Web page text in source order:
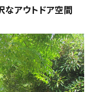
なアウトドア空間